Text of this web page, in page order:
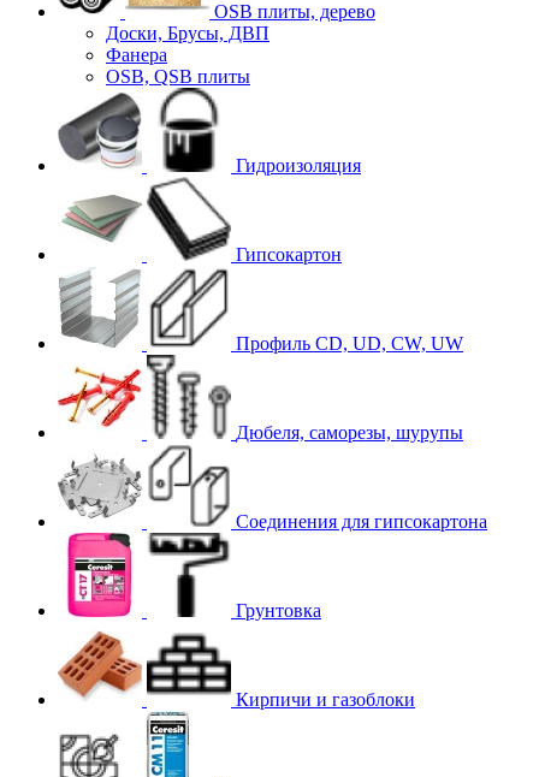
OSB плиты, дерево
Доски, Брусы, ДВП
Фанера
OSB, QSB плиты
Гидроизоляция
Гипсокартон
Профиль CD, UD, CW, UW
Дюбеля, саморезы, шурупы
Соединения для гипcокартона
Грунтовка
Кирпичи и газоблоки